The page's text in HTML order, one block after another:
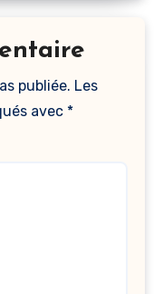
publiée. Les
avec *